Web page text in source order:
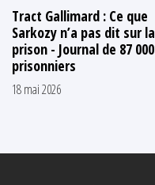
Tract Gallimard : Ce que
Sarkozy n’a pas dit sur la
prison - Journal de 87 000
prisonniers
18 mai 2026